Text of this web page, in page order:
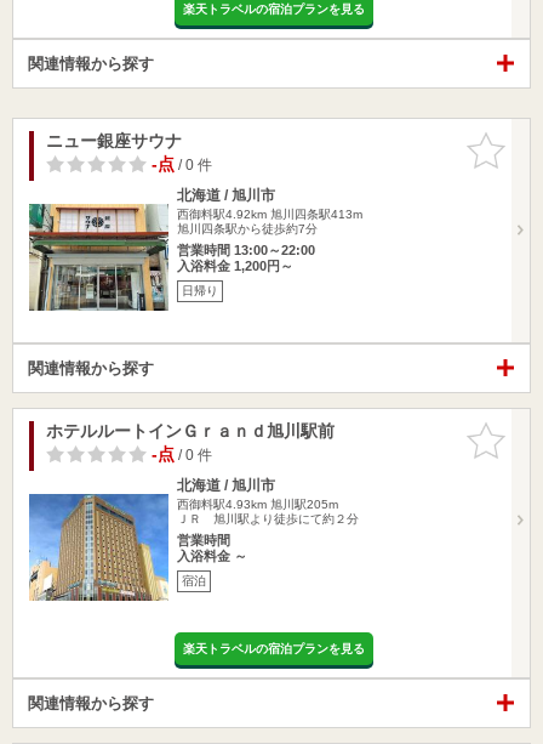
楽天トラベルの宿泊プランを見る
関連情報から探す
お気に入
りに追加
ニュー銀座サウナ
-点/ 0 件
北海道 / 旭川市
西御料駅4.92km 旭川四条駅413m
旭川四条駅から徒歩約7分
営業時間 13:00～22:00
入浴料金 1,200円～
日帰り
関連情報から探す
お気に入
りに追加
ホテルルートインＧｒａｎｄ旭川駅前
-点/ 0 件
北海道 / 旭川市
西御料駅4.93km 旭川駅205m
ＪＲ 旭川駅より徒歩にて約２分
営業時間
入浴料金 ～
宿泊
楽天トラベルの宿泊プランを見る
関連情報から探す